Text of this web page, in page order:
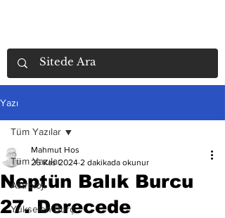
Yazı
Tüm Yazılar
Astroloji
Yükselen Burç
Tüm Yazılar
Neptün Balık Burcu
27. Derecede
Mahmut Hos
26 Kas 2024 2 dakikada okunur